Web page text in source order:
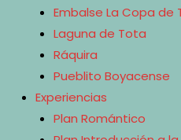
Embalse La Copa de
Laguna de Tota
Ráquira
Pueblito Boyacense
Experiencias
Plan Romántico